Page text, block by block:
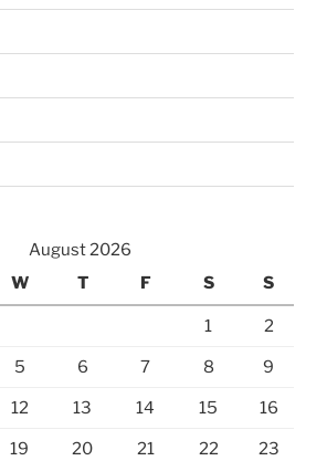
August 2026
W T F S S
1 2
5 6 7 8 9
12 13 14 15 16
19 20 21 22 23